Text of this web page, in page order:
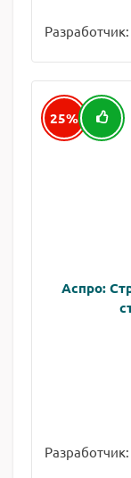
Разработчик:
25%
Аспро:
Разработчик: